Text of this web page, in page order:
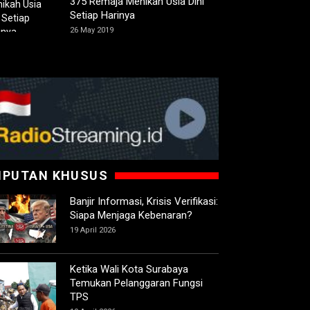
Setiap Harinya
26 May 2019
KHUSUS
Banjir Informasi, Krisis Verifikasi:
Siapa Menjaga Kebenaran?
19 April 2026
Ketika Wali Kota Surabaya
Temukan Pelanggaran Fungsi
TPS